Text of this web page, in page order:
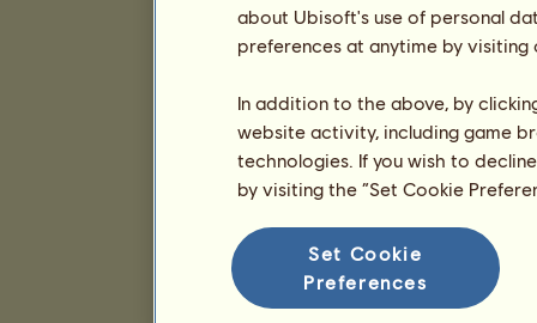
about Ubisoft's use of personal
preferences at anytime by
In addition to the above, by
website activity, including game
technologies. If you wish to
by visiting the “Set Cookie
Set Cookie
Preferences